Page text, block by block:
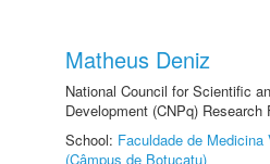
Matheus Deniz
National Council for Scientific
Development (CNPq) Research
School: Faculdade de
(Câmpus de Botucatu)